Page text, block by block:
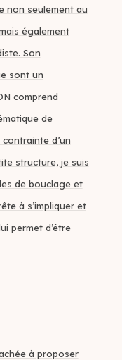
non seulement au
également
Son
sont un
comprend
de
d’un
structure, je suis
de bouclage et
à s’impliquer et
permet d’être
à proposer